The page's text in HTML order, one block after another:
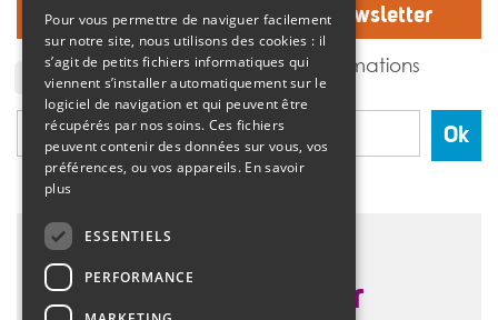
Inscrivez-vous à notre Newsletter
J'accepte de recevoir des informations
de l'association Vivre et devenir.
Ok
Pour vous permettre de naviguer facilement
sur notre site, nous utilisons des cookies : il
s’agit de petits fichiers informatiques qui
viennent s’installer automatiquement sur le
logiciel de navigation et qui peuvent être
récupérés par nos soins. Ces fichiers
peuvent contenir des données sur vous, vos
préférences, ou vos appareils. En savoir
plus
ESSENTIELS
PERFORMANCE